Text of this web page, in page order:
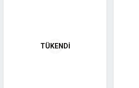
TÜKENDİ